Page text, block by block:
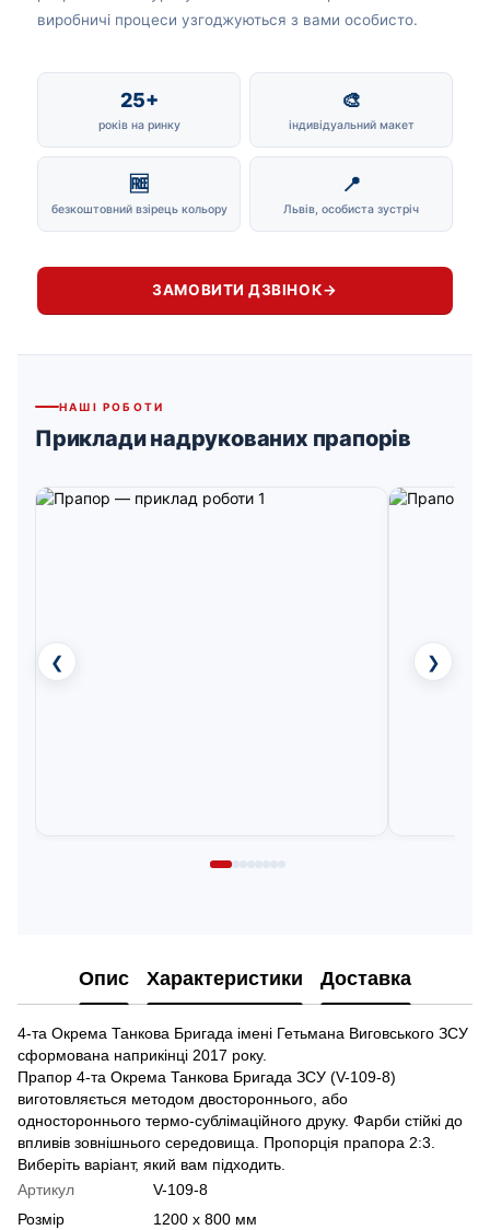
виробничі процеси узгоджуються з вами особисто.
25+
років на ринку
🎨
індивідуальний макет
🆓
безкоштовний взірець кольору
📍
Львів, особиста зустріч
ЗАМОВИТИ ДЗВІНОК→
НАШІ РОБОТИ
Приклади надрукованих прапорів
❮ ❯
Опис Характеристики Доставка
4-та Окрема Танкова Бригада імені Гетьмана Виговського ЗСУ
сформована наприкінці 2017 року.
Прапор 4-та Окрема Танкова Бригада ЗСУ (V-109-8)
виготовляється методом двостороннього, або
одностороннього термо-сублімаційного друку. Фарби стійкі до
впливів зовнішнього середовища. Пропорція прапора 2:3.
Виберіть варіант, який вам підходить.
Артикул
V-109-8
Розмір
1200 х 800 мм